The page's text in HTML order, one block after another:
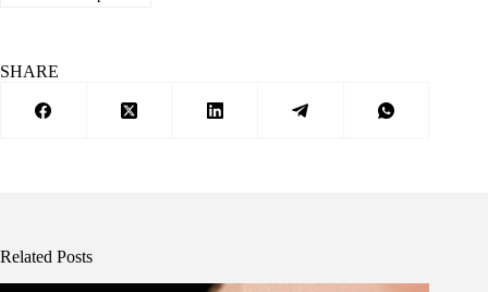
SHARE
Related Posts